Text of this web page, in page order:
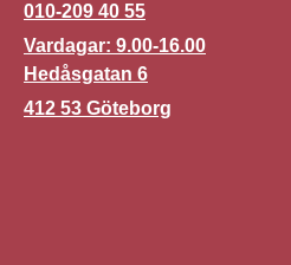
010-209 40 55
Vardagar: 9.00-16.00
Hedåsgatan 6
412 53 Göteborg